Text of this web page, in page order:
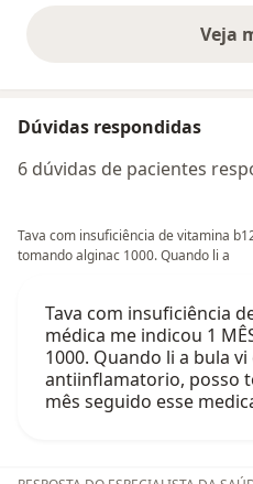
Veja
Dúvidas respondidas
6 dúvidas de pacientes
Tava com insuficiência de vitamina
tomando alginac 1000. Quando li a
Tava com insuficiência
médica me indicou 1
1000. Quando li a bula
antiinflamatorio, posso
mês seguido esse